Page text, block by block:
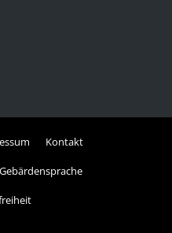
Kontakt
Gebärdensprache